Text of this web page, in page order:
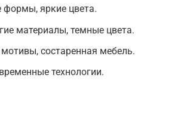
яркие цвета.
материалы, темные цвета.
состаренная мебель.
технологии.